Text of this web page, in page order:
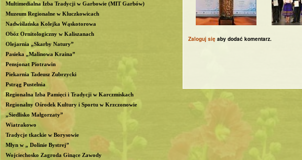
n
Zaloguj sięaby dodać komentarz.
Multimedialna Izba Tradycji w Garbowie (MIT Garbów)
Muzeum Regionalne w Kluczkowicach
Nadwiślańska Kolejka Wąskotorowa
Obóz Ornitologiczny w Kaliszanach
Olejarnia „Skarby Natury”
Pasieka „Malinowa Kraina”
Pensjonat Piotrawin
Piekarnia Tadeusz Zubrzycki
Pstrąg Pustelnia
Regionalna Izba Pamięci i Tradycji w Karczmiskach
Regionalny Ośrodek Kultury i Sportu w Krzczonowie
„Siedlisko Małgorzaty”
Wiatrakowo
Tradycje tkackie w Borysowie
Młyn w „ Dolinie Bystrej”
Wojciechosko Zagroda Ginące Zawody